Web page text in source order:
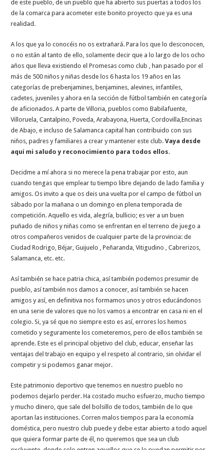
de este pueblo, de un pueblo que ha abierto sus puertas a todos los
de la comarca para acometer este bonito proyecto que ya es una
realidad.
A los que ya lo conocéis no os extrañará. Para los que lo desconocen,
o no están al tanto de ello, solamente decir que a lo largo de los ocho
años que lleva existiendo el Promesas como club , han pasado por el
más de 500 niños y niñas desde los 6 hasta los 19 años en las
categorías de prebenjamines, benjamines, alevines, infantiles,
cadetes, juveniles y ahora en la sección de fútbol también en categoría
de aficionados. A parte de Villoria, pueblos como Babilafuente,
Villoruela, Cantalpino, Poveda, Arabayona, Huerta, Cordovilla,Encinas
de Abajo, e incluso de Salamanca capital han contribuido con sus
niños, padres y familiares a crear y mantener este club.Vaya desde
aquí mi saludo y reconocimiento para todos ellos.
Decidme a mí ahora si no merece la pena trabajar por esto, aun
cuando tengas que emplear tu tiempo libre dejando de lado familia y
amigos. Os invito a que os deis una vuelta por el campo de fútbol un
sábado por la mañana o un domingo en plena temporada de
competición. Aquello es vida, alegría, bullicio; es ver a un buen
puñado de niños y niñas como se enfrentan en el terreno de juego a
otros compañeros venidos de cualquier parte de la provincia: de
Ciudad Rodrigo, Béjar, Guijuelo , Peñaranda, Vitigudino , Cabrerizos,
Salamanca, etc. etc.
Así también se hace patria chica, así también podemos presumir de
pueblo, así también nos damos a conocer, así también se hacen
amigos y así, en definitiva nos formamos unos y otros educándonos
en una serie de valores que no los vamos a encontrar en casa ni en el
colegio. Si, ya sé que no siempre esto es así, errores los hemos
cometido y seguramente los cometeremos, pero de ellos también se
aprende. Este es el principal objetivo del club, educar, enseñar las
ventajas del trabajo en equipo y el respeto al contrario, sin olvidar el
competir y si podemos ganar mejor.
Este patrimonio deportivo que tenemos en nuestro pueblo no
podemos dejarlo perder. Ha costado mucho esfuerzo, mucho tiempo
y mucho dinero, que sale del bolsillo de todos, también de lo que
aportan las instituciones. Corren malos tiempos para la economía
doméstica, pero nuestro club puede y debe estar abierto a todo aquel
que quiera formar parte de él, no queremos que sea un club